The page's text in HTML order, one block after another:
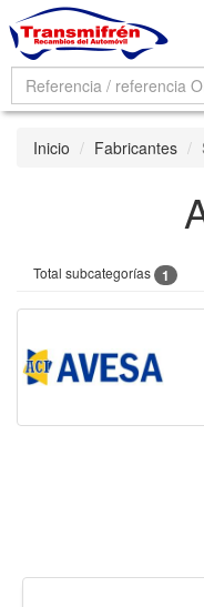
Inicio Fabricantes
Total subcategorías 1